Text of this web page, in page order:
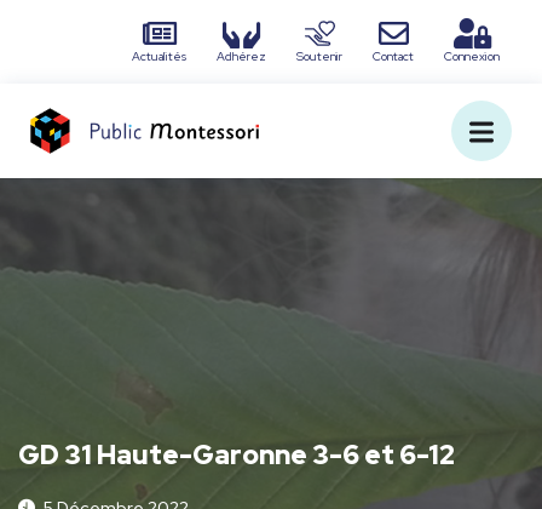
Actualités Adhérez Soutenir Contact Connexion
GD 31 Haute-Garonne 3-6 et 6-12